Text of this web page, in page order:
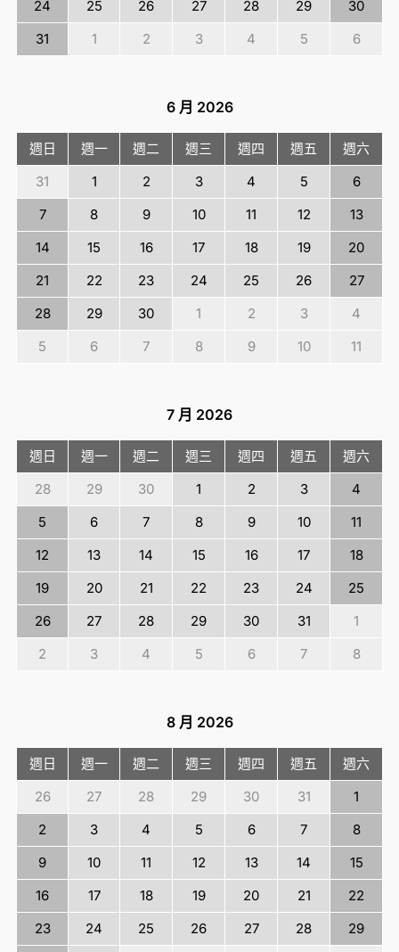
24 25 26 27 28 29
30
31
1 2 3 4 5 6
6 月 2026
週日 週一 週二 週三 週四 週五
週六
31
1 2 3 4 5
6
7
8 9 10 11 12
13
14
15 16 17 18 19
20
21
22 23 24 25 26
27
28
29 30 1 2 3
4
5
6 7 8 9 10 11
7 月 2026
週日 週一 週二 週三 週四 週五
週六
28
29 30 1 2 3
4
5
6 7 8 9 10
11
12
13 14 15 16 17
18
19
20 21 22 23 24
25
26
27 28 29 30 31
1
2
3 4 5 6 7 8
8 月 2026
週日 週一 週二 週三 週四 週五
週六
26
27 28 29 30 31
1
2
3 4 5 6 7
8
9
10 11 12 13 14
15
16
17 18 19 20 21
22
23
24 25 26 27 28
29